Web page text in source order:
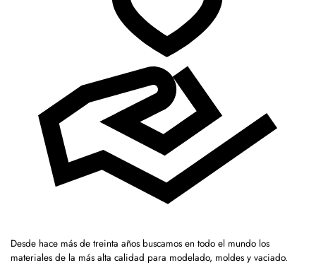
Desde hace más de treinta años buscamos en todo el mundo los
materiales de la más alta calidad para modelado, moldes y vaciado.